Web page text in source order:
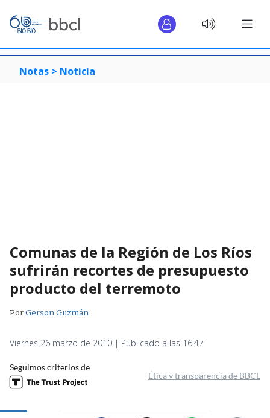
Notas > Noticia
Comunas de la Región de Los Ríos
sufrirán recortes de presupuesto
producto del terremoto
PorGerson Guzmán
Viernes 26 marzo de 2010 | Publicado a las 16:47
Seguimos criterios de
Ética y transparencia de BBCL